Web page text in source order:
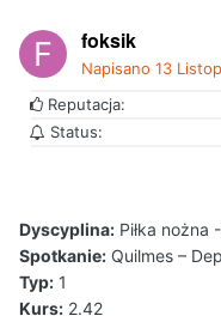
foksik
Napisano 13
Reputacja:
Status:
Dyscyplina: Piłka nożna
Spotkanie: Quilmes –
Typ: 1
Kurs: 2.42